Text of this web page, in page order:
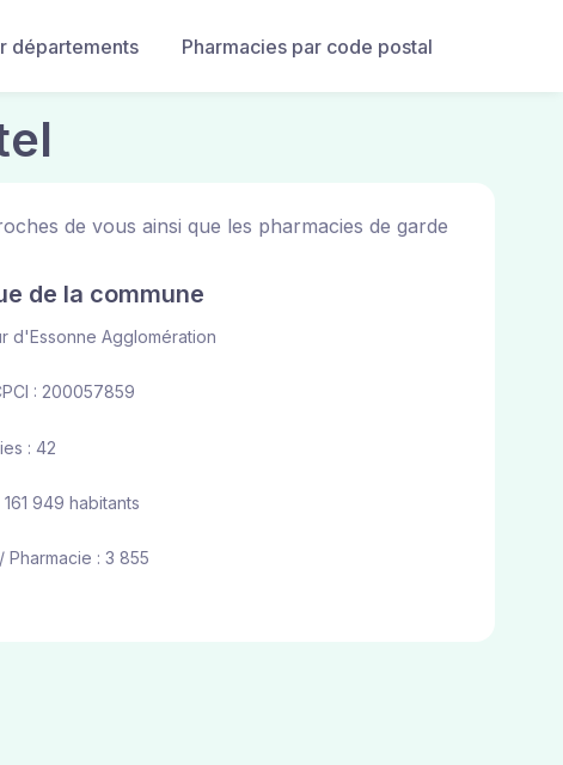
départements Pharmacies par code postal
de vous ainsi que les pharmacies de garde
de la commune
d'Essonne Agglomération
: 200057859
: 42
949 habitants
Pharmacie : 3 855